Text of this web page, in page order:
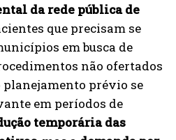
da rede pública de
que precisam se
em busca de
não ofertados
planejamento prévio se
em períodos de
temporária das